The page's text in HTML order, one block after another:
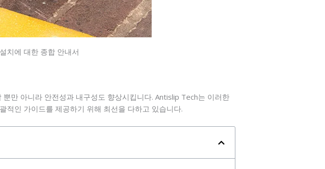
치에 대한 종합 안내서
만 아니라 안전성과 내구성도 향상시킵니다. Antislip Tech는 이러한
적인 가이드를 제공하기 위해 최선을 다하고 있습니다.